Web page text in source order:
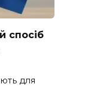
спосіб
для